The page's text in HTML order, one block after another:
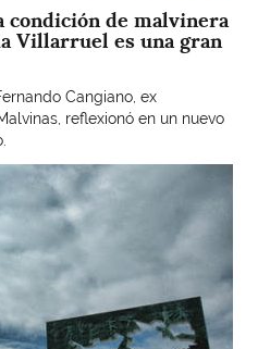
condición de malvinera
Villarruel es una gran
Cangiano, ex
reflexionó en un nuevo